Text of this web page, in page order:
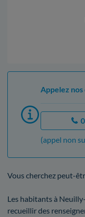
Appelez
(appel non
Vous cherchez peut-
Les habitants à
recueillir des